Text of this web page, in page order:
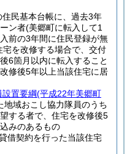
民基本台帳に、過去3年
ン者(美郷町に転入して1
前の3年間に住民登録が無
宅を改修する場合で、交付
6箇月以内に転入すること
修後5年以上当該住宅に居
置要綱(平成22年美郷町
地域おこし協力隊員のうち
する者で、住宅を改修後5
みのあるもの
借契約を行った当該住宅